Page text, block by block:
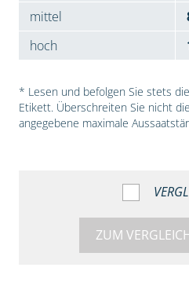
mittel
hoch
* Lesen und befolgen Sie stets
Etikett. Überschreiten Sie nicht
angegebene maximale
ZUM